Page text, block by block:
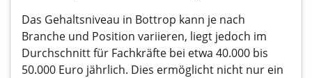
Das Gehaltsniveau in Bottrop kann je nach
Branche und Position variieren, liegt jedoch im
Durchschnitt für Fachkräfte bei etwa 40.000 bis
50.000 Euro jährlich. Dies ermöglicht nicht nur ein